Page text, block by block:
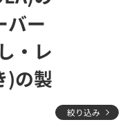
バー
・レ
)の製
絞り込み